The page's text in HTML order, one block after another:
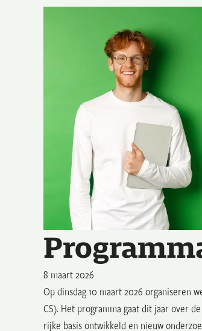
8 maart 2026
Op dinsdag 10 maart 2026 organiseren
CS). Het programma gaat dit jaar over
rijke basis ontwikkeld en nieuw